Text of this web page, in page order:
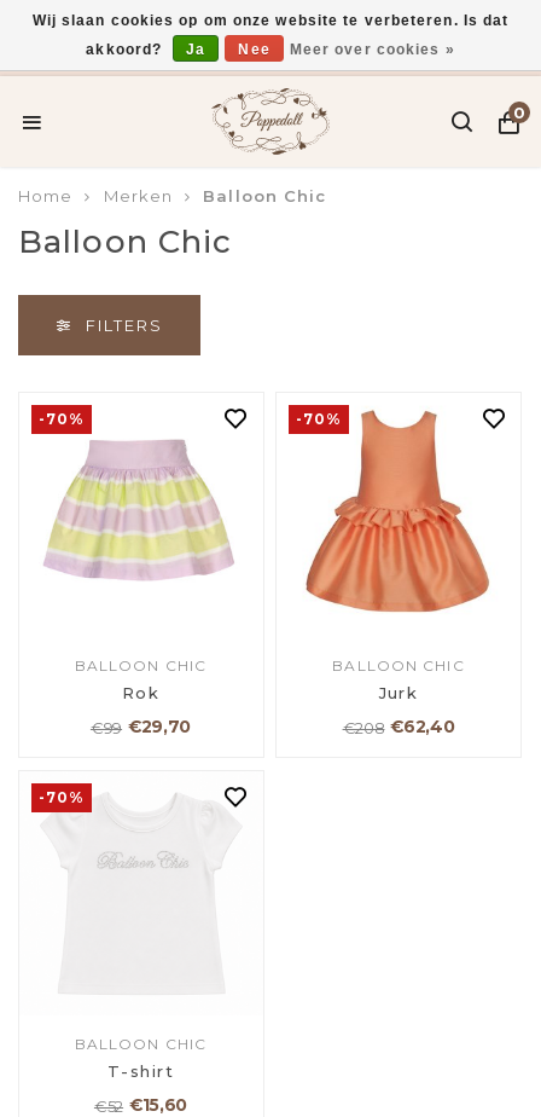
Voor 15:00 uur besteld, vandaag verzonden*
0
Home Merken Balloon Chic
Balloon Chic
FILTERS
-70%
BALLOON CHIC
Rok
€99 €29,70
-70%
BALLOON CHIC
Jurk
€208 €62,40
-70%
BALLOON CHIC
T-shirt
€52 €15,60
Wij slaan cookies op om onze website te verbeteren. Is dat
akkoord?
Ja Nee Meer over cookies »